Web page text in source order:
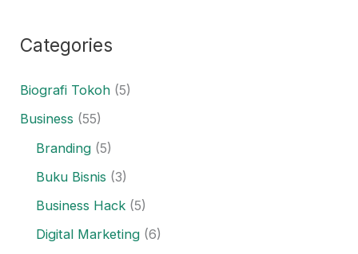
Categories
Biografi Tokoh (5)
Business (55)
Branding (5)
Buku Bisnis (3)
Business Hack (5)
Digital Marketing (6)